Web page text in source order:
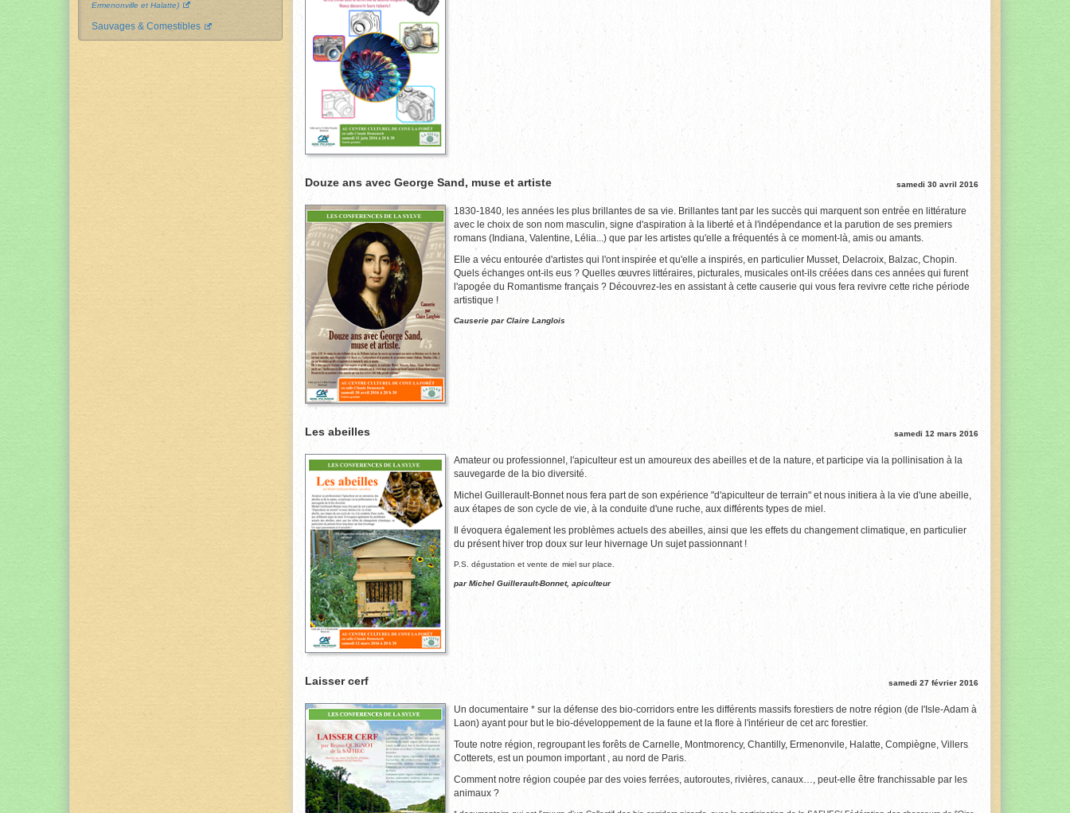
Ermenonville et Halatte)
Sauvages & Comestibles
Douze ans avec George Sand, muse et artiste samedi 30 avril 2016
1830-1840, les années les plus brillantes de sa vie. Brillantes tant par les succès qui marquent son entrée en littérature
avec le choix de son nom masculin, signe d'aspiration à la liberté et à l'indépendance et la parution de ses premiers
romans (Indiana, Valentine, Lélia...) que par les artistes qu'elle a fréquentés à ce moment-là, amis ou amants.
Elle a vécu entourée d'artistes qui l'ont inspirée et qu'elle a inspirés, en particulier Musset, Delacroix, Balzac, Chopin.
Quels échanges ont-ils eus ? Quelles œuvres littéraires, picturales, musicales ont-ils créées dans ces années qui furent
l'apogée du Romantisme français ? Découvrez-les en assistant à cette causerie qui vous fera revivre cette riche période
artistique !
Causerie par Claire Langlois
Les abeilles samedi 12 mars 2016
Amateur ou professionnel, l'apiculteur est un amoureux des abeilles et de la nature, et participe via la pollinisation à la
sauvegarde de la bio diversité.
Michel Guillerault-Bonnet nous fera part de son expérience "d'apiculteur de terrain" et nous initiera à la vie d'une abeille,
aux étapes de son cycle de vie, à la conduite d'une ruche, aux différents types de miel.
Il évoquera également les problèmes actuels des abeilles, ainsi que les effets du changement climatique, en particulier
du présent hiver trop doux sur leur hivernage Un sujet passionnant !
P.S. dégustation et vente de miel sur place.
par Michel Guillerault-Bonnet, apiculteur
Laisser cerf samedi 27 février 2016
Un documentaire * sur la défense des bio-corridors entre les différents massifs forestiers de notre région (de l'Isle-Adam à
Laon) ayant pour but le bio-développement de la faune et la flore à l'intérieur de cet arc forestier.
Toute notre région, regroupant les forêts de Carnelle, Montmorency, Chantilly, Ermenonvile, Halatte, Compiègne, Villers
Cotterets, est un poumon important , au nord de Paris.
Comment notre région coupée par des voies ferrées, autoroutes, rivières, canaux…, peut-elle être franchissable par les
animaux ?